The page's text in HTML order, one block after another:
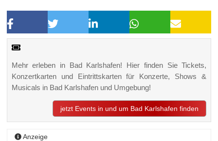
Mehr erleben in Bad Karlshafen! Hier finden Sie Tickets,
Konzertkarten und Eintrittskarten für Konzerte, Shows &
Musicals in Bad Karlshafen und Umgebung!
jetzt Events in und um Bad Karlshafen finden
Anzeige